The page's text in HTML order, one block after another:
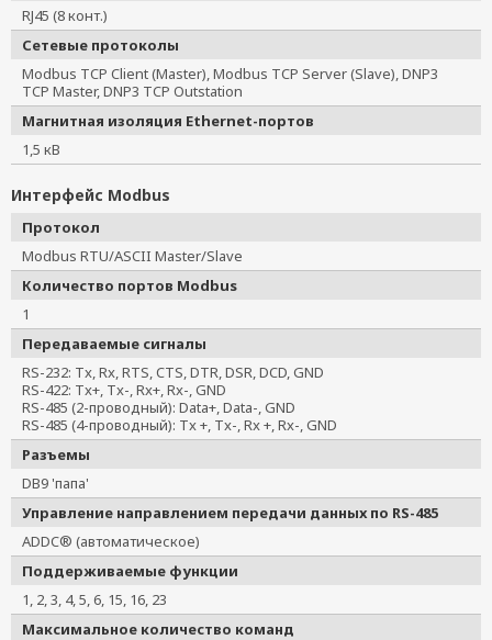
RJ45 (8 конт.)
Сетевые протоколы
Modbus TCP Client (Master), Modbus TCP Server (Slave), DNP3
TCP Master, DNP3 TCP Outstation
Магнитная изоляция Ethernet-портов
1,5 кВ
Интерфейс Modbus
Протокол
Modbus RTU/ASCII Master/Slave
Количество портов Modbus
1
Передаваемые сигналы
RS-232: Tx, Rx, RTS, CTS, DTR, DSR, DCD, GND
RS-422: Tx+, Tx-, Rx+, Rx-, GND
RS-485 (2-проводный): Data+, Data-, GND
RS-485 (4-проводный): Tx +, Tx-, Rx +, Rx-, GND
Разъемы
DB9 'папа'
Управление направлением передачи данных по RS-485
ADDC® (автоматическое)
Поддерживаемые функции
1, 2, 3, 4, 5, 6, 15, 16, 23
Максимальное количество команд